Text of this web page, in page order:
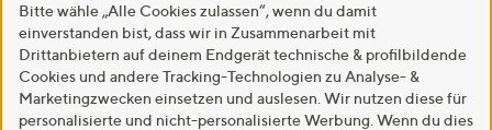
Bitte wähle „Alle Cookies zulassen“, wenn du damit
einverstanden bist, dass wir in Zusammenarbeit mit
Drittanbietern auf deinem Endgerät technische & profilbildende
Cookies und andere Tracking-Technologien zu Analyse- &
Marketingzwecken einsetzen und auslesen. Wir nutzen diese für
personalisierte und nicht-personalisierte Werbung. Wenn du dies